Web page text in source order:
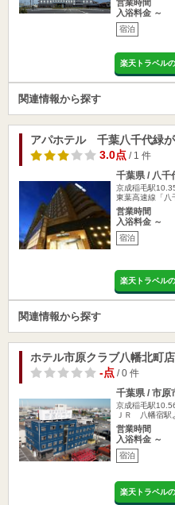
営業時間
入浴料金 ～
宿泊
楽天トラベル
関連情報から探す
アパホテル 千葉八千代緑
3.0点/ 1 件
千葉県 / 八千
京成稲毛駅
東葉高速線「八
営業時間
入浴料金 ～
宿泊
楽天トラベル
関連情報から探す
ホテル市原クラブ八幡北町店
-点/ 0 件
千葉県 / 市原
京成稲毛駅
ＪＲ 八幡宿駅
営業時間
入浴料金 ～
宿泊
楽天トラベル